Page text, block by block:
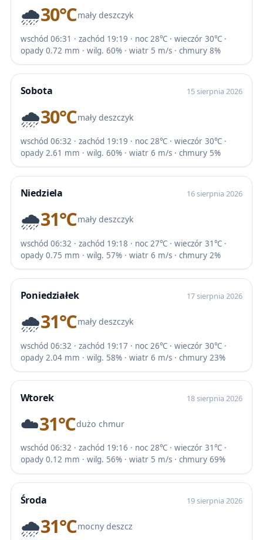
🌧️30℃mały deszczyk
wschód 06:31 · zachód 19:19 · noc 28℃ · wieczór 30℃ ·
opady 0.72 mm · wilg. 60% · wiatr 5 m/s · chmury 8%
Sobota 15 sierpnia 2026
🌧️30℃mały deszczyk
wschód 06:32 · zachód 19:19 · noc 28℃ · wieczór 30℃ ·
opady 2.61 mm · wilg. 60% · wiatr 6 m/s · chmury 5%
Niedziela 16 sierpnia 2026
🌧️31℃mały deszczyk
wschód 06:32 · zachód 19:18 · noc 27℃ · wieczór 31℃ ·
opady 0.75 mm · wilg. 57% · wiatr 6 m/s · chmury 2%
Poniedziałek 17 sierpnia 2026
🌧️31℃mały deszczyk
wschód 06:32 · zachód 19:17 · noc 26℃ · wieczór 30℃ ·
opady 2.04 mm · wilg. 58% · wiatr 6 m/s · chmury 23%
Wtorek 18 sierpnia 2026
☁️31℃dużo chmur
wschód 06:32 · zachód 19:16 · noc 28℃ · wieczór 31℃ ·
opady 0.12 mm · wilg. 56% · wiatr 5 m/s · chmury 69%
Środa 19 sierpnia 2026
🌧️31℃mocny deszcz